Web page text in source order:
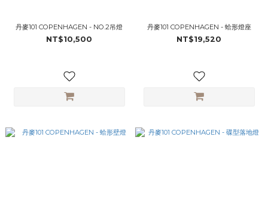
丹麥101 COPENHAGEN - NO.2吊燈
NT$10,500
丹麥101 COPENHAGEN - 蛤形燈座
NT$19,520